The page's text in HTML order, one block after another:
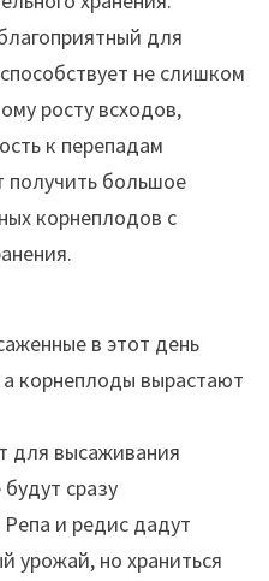
для
не слишком
росту всходов,
к перепадам
получить большое
корнеплодов с
в этот день
корнеплоды вырастают
для высаживания
сразу
и редис дадут
урожай, но храниться